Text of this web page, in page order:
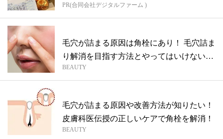
PR(合同会社デジタルファーム )
毛穴が詰まる原因は角栓にあり！ 毛穴詰ま
り解消を目指す方法とやってはいけない
NG...
BEAUTY
毛穴が詰まる原因や改善方法が知りたい！
皮膚科医伝授の正しいケアで角栓を解消！
BEAUTY